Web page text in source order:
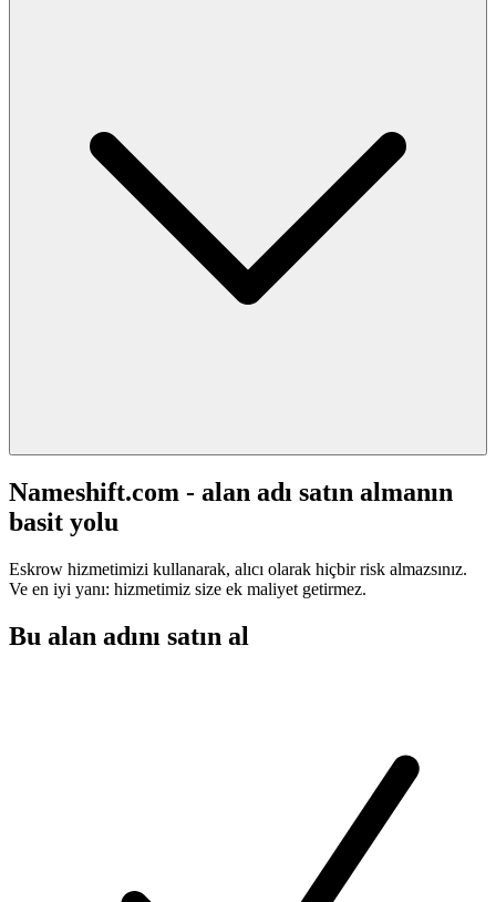
Nameshift.com - alan adı satın almanın
basit yolu
Eskrow hizmetimizi kullanarak, alıcı olarak hiçbir risk almazsınız.
Ve en iyi yanı: hizmetimiz size ek maliyet getirmez.
Bu alan adını satın al